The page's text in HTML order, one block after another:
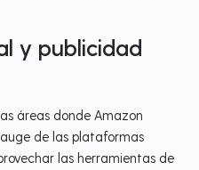
y publicidad
áreas donde Amazon
de las plataformas
las herramientas de